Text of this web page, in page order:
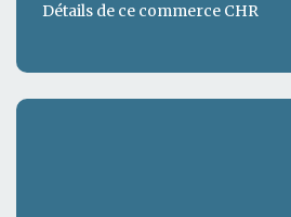
Détails de ce commerce CHR